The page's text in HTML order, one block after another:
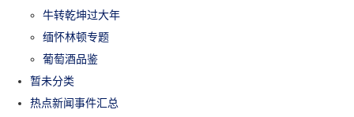
牛转乾坤过大年
缅怀林顿专题
葡萄酒品鉴
暂未分类
热点新闻事件汇总